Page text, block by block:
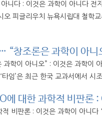
니다 : 이것은 과학이 아니다
오 피글리우치 뉴욕시립대 철
창조론은 과학이 아니
학이 아니오” : 이것은 과학이
임’은 최근 한국 교과서에서 시조
대한 과학적 비판론 :
적 비판론 : 이것은 과학이 아니